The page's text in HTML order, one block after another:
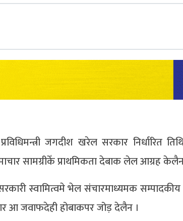
जगदीश खरेल सरकार निर्धारित
सामग्रीकेँ प्राथमिकता देबाक लेल आग्रह
सरकारी स्वामित्वमे भेल संचारमाध्यमक
आ जवाफदेही होबाकपर जोड़ देलैन ।